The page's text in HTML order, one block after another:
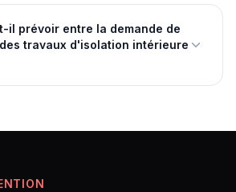
il prévoir entre la demande de
travaux d'isolation intérieure